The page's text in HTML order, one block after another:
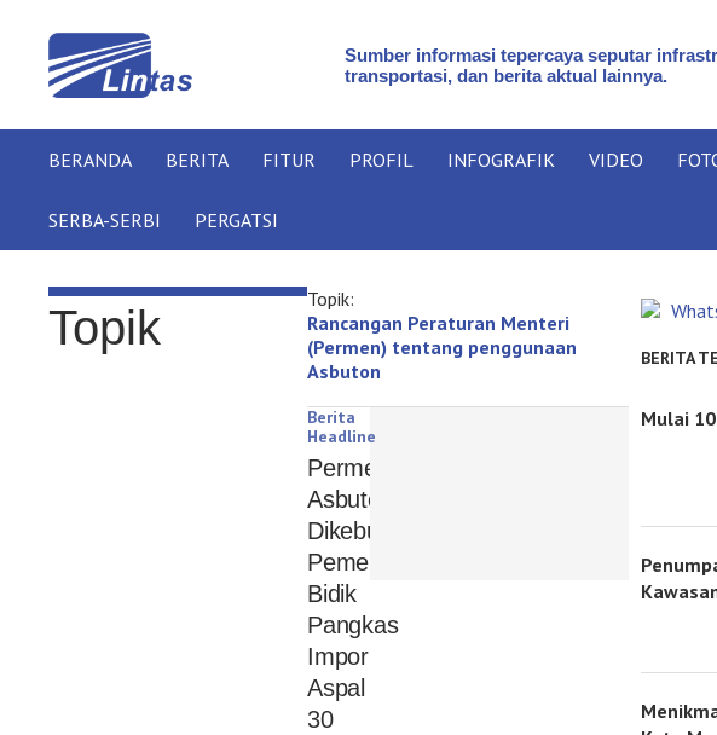
Sumber informasi tepercaya seputar
transportasi, dan berita aktual lainnya.
BERANDA BERITA FITUR PROFIL INFOGRAFIK VIDEO
SERBA-SERBI PERGATSI
Topik
Topik:
Rancangan Peraturan Menteri
(Permen) tentang penggunaan
Asbuton
Berita
Headline
Permen
Asbuton
Dikebut,
Pemerintah
Bidik
Pangkas
Impor
Aspal
30
BERITA
Mulai